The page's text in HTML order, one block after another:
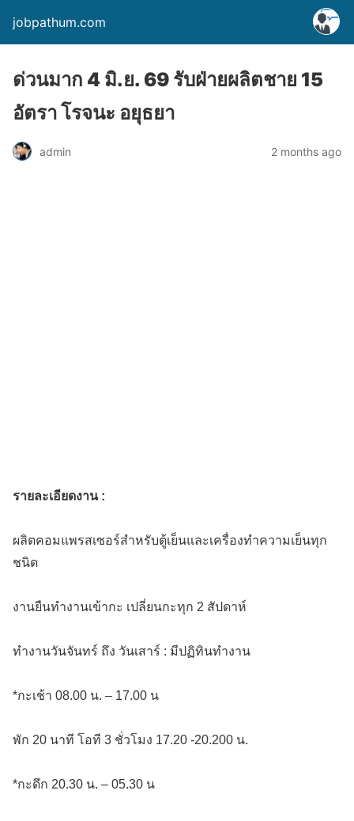
jobpathum.com
ด่วนมาก 4 มิ.ย. 69 รับฝ่ายผลิตชาย 15
อัตรา โรจนะ อยุธยา
admin 2 months ago
รายละเอียดงาน :
ผลิตคอมแพรสเซอร์สำหรับตู้เย็นและเครื่องทำความเย็นทุก
ชนิด
งานยืนทำงานเข้ากะ เปลี่ยนกะทุก 2 สัปดาห์
ทำงานวันจันทร์ ถึง วันเสาร์ : มีปฏิทินทำงาน
*กะเช้า 08.00 น. – 17.00 น
พัก 20 นาที โอที 3 ชั่วโมง 17.20 -20.200 น.
*กะดึก 20.30 น. – 05.30 น